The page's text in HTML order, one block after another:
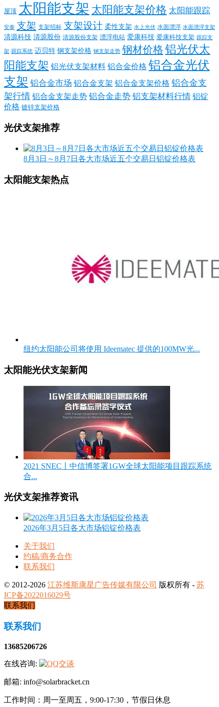
屋顶 太阳能支架 太阳能支架价格 太阳能跟踪
安泰 支架 支架招标 支架设计 柔性支架 水上光伏 水面漂浮 水面漂浮支架
清源科技 清源股份 清源股份支架 漂浮电站 爱康科技 爱康科技支架 跟踪支
架 跟踪系统 迈贝特 钢支架价格 钢支架走势 钢材价格 铝光伏太
阳能支架 铝光伏支架材料 铝合金价格 铝合金光伏
支架 铝合金市场 铝合金支架 铝合金支架价格 铝合金支
架行情 铝合金支架走势 铝合金走势 铝支架材料行情 铝锭
价格 镀锌支架价格
光伏支架推荐
8月3日～8月7日各大市场近五个交易日铝锭价格表
太阳能支架热点
纽约太阳能公司将使用 Ideematec 提供的100MW光...
太阳能光伏支架新闻
2021 SNEC丨中信博签署1GW全球太阳能项目跟踪系统
合...
光伏支架推荐资讯
2026年3月5日各大市场铝锭价格表
关于我们
约稿/商务合作
联系我们
© 2012-2026 江苏维斯康星广告传媒有限公司 版权所有 - 苏
ICP备2022016029号
联系我们
联系我们
13685206726
在线咨询:
邮箱: info@solarbracket.cn
工作时间：周一至周五，9:00-17:30，节假日休息